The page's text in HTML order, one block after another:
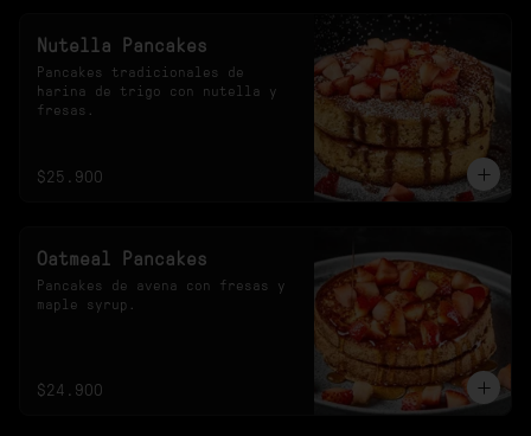
Nutella Pancakes
Pancakes tradicionales de
harina de trigo con nutella y
fresas.
$25.900
Oatmeal Pancakes
Pancakes de avena con fresas y
maple syrup.
$24.900